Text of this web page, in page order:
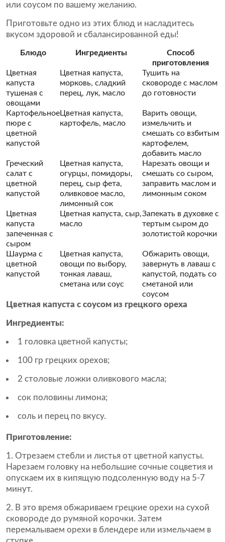
или соусом по вашему желанию.
Приготовьте одно из этих блюд и насладитесь
вкусом здоровой и сбалансированной еды!
Блюдо Ингредиенты
Способ
приготовления
Цветная
капуста
тушеная с
овощами
Цветная капуста,
морковь, сладкий
перец, лук, масло
Тушить на
сковороде с маслом
до готовности
Картофельное
пюре с
цветной
капустой
Цветная капуста,
картофель, масло
Варить овощи,
измельчить и
смешать со взбитым
картофелем,
добавить масло
Греческий
салат с
цветной
капустой
Цветная капуста,
огурцы, помидоры,
перец, сыр фета,
оливковое масло,
лимонный сок
Нарезать овощи и
смешать со сыром,
заправить маслом и
лимонным соком
Цветная
капуста
запеченная с
сыром
Цветная капуста, сыр,
масло
Запекать в духовке с
тертым сыром до
золотистой корочки
Шаурма с
цветной
капустой
Цветная капуста,
овощи по выбору,
тонкая лаваш,
сметана или соус
Обжарить овощи,
завернуть в лаваш с
капустой, подать со
сметаной или
соусом
Цветная капуста с соусом из грецкого ореха
Ингредиенты:
1 головка цветной капусты;
100 гр грецких орехов;
2 столовые ложки оливкового масла;
сок половины лимона;
соль и перец по вкусу.
Приготовление:
Отрезаем стебли и листья от цветной капусты.
Нарезаем головку на небольшие сочные соцветия и
опускаем их в кипящую подсоленную воду на 5-7
минут.
В это время обжариваем грецкие орехи на сухой
сковороде до румяной корочки. Затем
перемалываем орехи в блендере или измельчаем в